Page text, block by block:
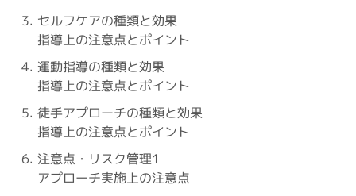
セルフケアの種類と効果
指導上の注意点とポイント
運動指導の種類と効果
指導上の注意点とポイント
徒手アプローチの種類と効果
指導上の注意点とポイント
注意点・リスク管理1
アプローチ実施上の注意点